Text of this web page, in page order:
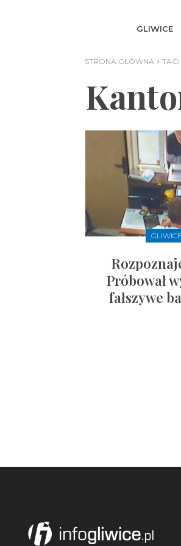
GLIWICE
STRONA GŁÓWNA TAGI
GLIWICE
Próbował
fałszywe